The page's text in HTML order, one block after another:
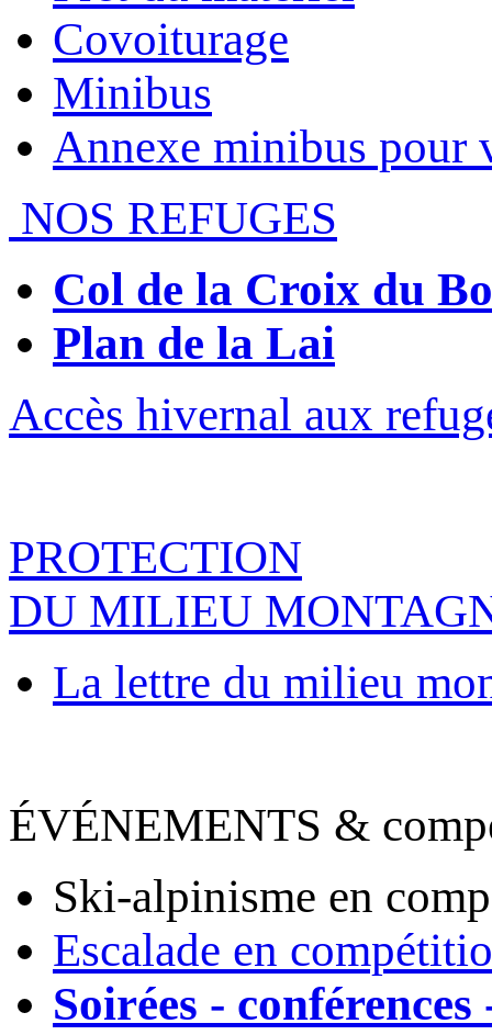
Covoiturage
Minibus
Annexe minibus pour
NOS REFUGES
Col de la Croix du
Plan de la Lai
Accès hivernal aux
PROTECTION
DU MILIEU
La lettre du milieu
ÉVÉNEMENTS &
Ski-alpinisme en
Escalade en
Soirées - conférences